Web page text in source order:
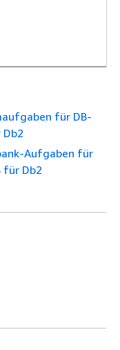
für DB-
Db2
Aufgaben für
für Db2